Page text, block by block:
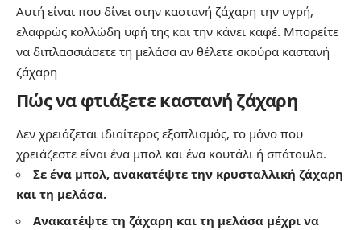
Αυτή είναι που δίνει στην καστανή ζάχαρη την υγρή,
ελαφρώς κολλώδη υφή της και την κάνει καφέ. Μπορείτε
να διπλασσιάσετε τη μελάσα αν θέλετε σκούρα καστανή
ζάχαρη
Πώς να φτιάξετε καστανή ζάχαρη
Δεν χρειάζεται ιδιαίτερος εξοπλισμός, το μόνο που
χρειάζεστε είναι ένα μπολ και ένα κουτάλι ή σπάτουλα.
Σε ένα μπολ, ανακατέψτε την κρυσταλλική ζάχαρη
και τη μελάσα.
Ανακατέψτε τη ζάχαρη και τη μελάσα μέχρι να